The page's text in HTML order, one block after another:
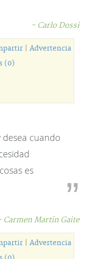
- Carlo Dossi
| Advertencia
(0)
desea cuando
es
Carmen Martín Gaite
| Advertencia